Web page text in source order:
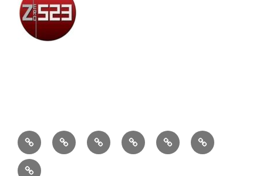
AttualitàCronacaPolitica EconomiaCultura Sport
Contatti